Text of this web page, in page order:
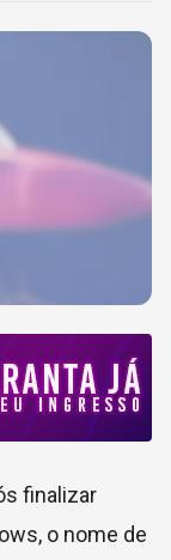
finalizar
o nome de